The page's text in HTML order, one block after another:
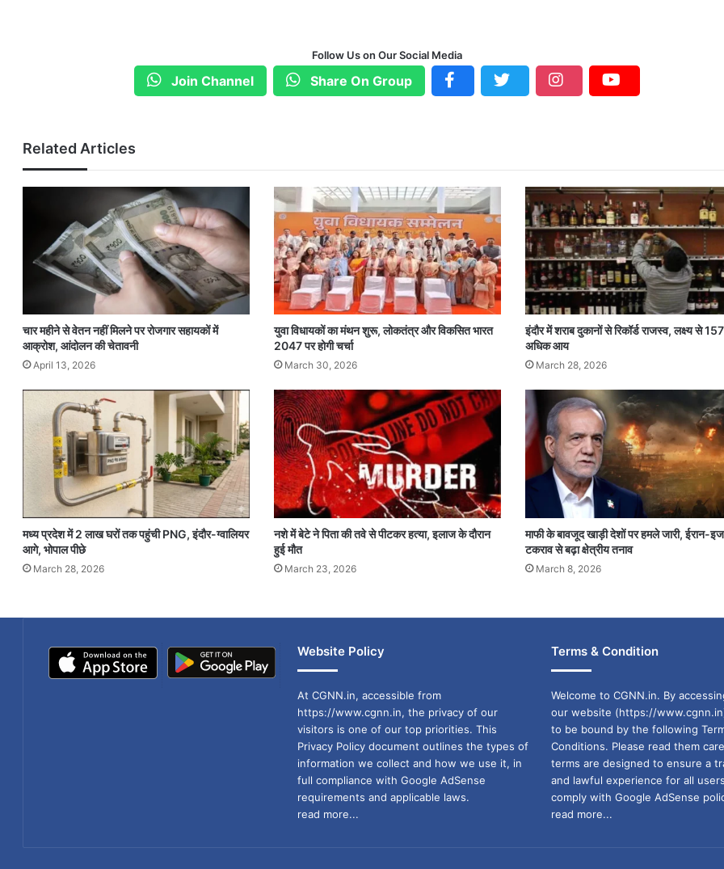
Follow Us on Our Social Media
Join Channel Share On Group
Related Articles
चार महीने से वेतन नहीं मिलने पर रोजगार सहायकों में
आक्रोश, आंदोलन की चेतावनी
April 13, 2026
युवा विधायकों का मंथन शुरू, लोकतंत्र और विकसित भारत
2047 पर होगी चर्चा
March 30, 2026
इंदौर में शराब दुकानों से रिकॉर्ड राजस्व, लक्ष्य से
अधिक आय
March 28, 2026
मध्य प्रदेश में 2 लाख घरों तक पहुंची PNG, इंदौर-ग्वालियर
आगे, भोपाल पीछे
March 28, 2026
नशे में बेटे ने पिता की तवे से पीटकर हत्या, इलाज के दौरान
हुई मौत
March 23, 2026
माफी के बावजूद खाड़ी देशों पर हमले जारी, ईरान-
टकराव से बढ़ा क्षेत्रीय तनाव
March 8, 2026
Website Policy
At CGNN.in, accessible from
https://www.cgnn.in, the privacy of our
visitors is one of our top priorities. This
Privacy Policy document outlines the types of
information we collect and how we use it, in
full compliance with Google AdSense
requirements and applicable laws.
read more...
Terms & Condition
Welcome to CGNN.in. By
our website (https://
to be bound by the following
Conditions. Please read them
terms are designed to ensure a
and lawful experience for all
comply with Google AdSense
read more...